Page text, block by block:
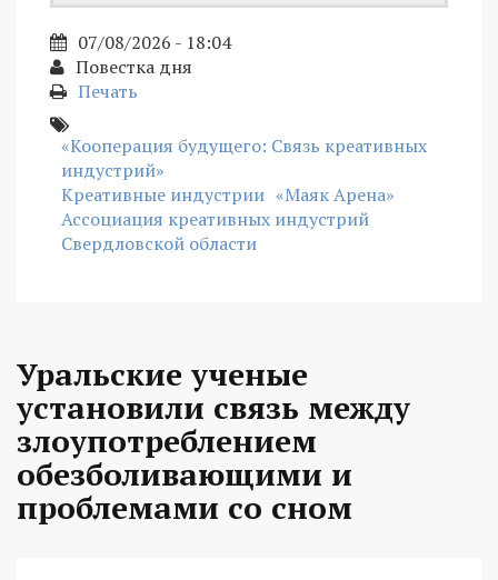
07/08/2026 - 18:04
Повестка дня
Печать
«Кооперация будущего: Связь креативных
индустрий»
Креативные индустрии «Маяк Арена»
Ассоциация креативных индустрий
Свердловской области
Уральские ученые
установили связь между
злоупотреблением
обезболивающими и
проблемами со сном